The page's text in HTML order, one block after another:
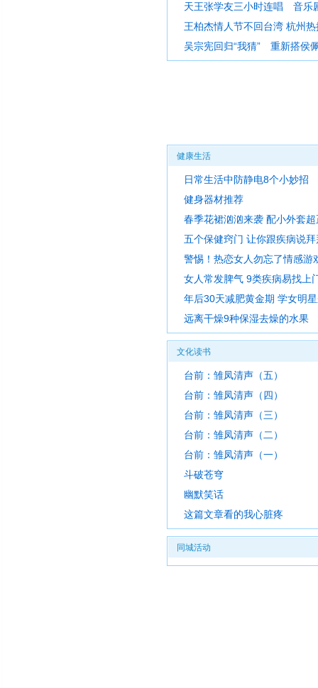
天王张学友三小时连唱 音乐
王柏杰情人节不回台湾 杭州
吴宗宪回归“我猜” 重新搭侯
健康生活
日常生活中防静电8个小妙招
健身器材推荐
春季花裙汹汹来袭 配小外套超
五个保健窍门 让你跟疾病说拜
警惕！热恋女人勿忘了情感游
女人常发脾气 9类疾病易找上
年后30天减肥黄金期 学女明
远离干燥9种保湿去燥的水果
文化读书
台前：雏凤清声（五）
台前：雏凤清声（四）
台前：雏凤清声（三）
台前：雏凤清声（二）
台前：雏凤清声（一）
斗破苍穹
幽默笑话
这篇文章看的我心脏疼
同城活动